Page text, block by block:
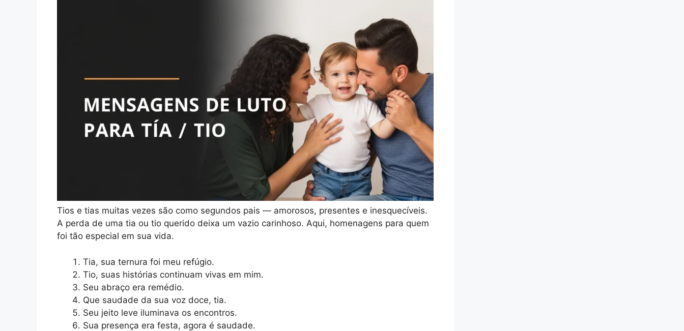
Tios e tias muitas vezes são como segundos pais — amorosos, presentes e inesquecíveis.
A perda de uma tia ou tio querido deixa um vazio carinhoso. Aqui, homenagens para quem
foi tão especial em sua vida.
Tia, sua ternura foi meu refúgio.
Tio, suas histórias continuam vivas em mim.
Seu abraço era remédio.
Que saudade da sua voz doce, tia.
Seu jeito leve iluminava os encontros.
Sua presença era festa, agora é saudade.